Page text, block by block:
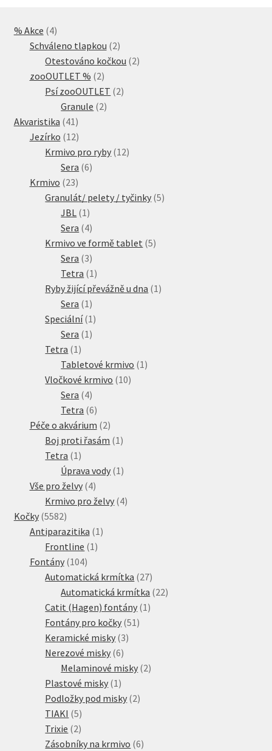
% Akce 44
produkty
Schváleno tlapkou 22
produkty
Otestováno kočkou 22
zooOUTLET % 22
produkty
Psí zooOUTLET 22
Granule 22
Akvaristika 41 41
produktů
Jezírko 1212
produktů
Krmivo pro ryby 1212
Sera 66
Krmivo 2323
produktů
Granulát/ pelety / tyčinky 55
JBL 1 1
produkt
Sera 44
produkty
Krmivo ve formě tablet 55
Sera 33
produkty
Tetra 1 1
produkt
Ryby žijící převážně u dna 1 1
Sera 1 1
produkt
Speciální 1 1
Sera 1 1
Tetra 1 1
produkt
Tabletové krmivo 1 1
Vločkové krmivo 1010
Sera 44
produkty
Tetra 66
produktů
Péče o akvárium 22
produkty
Boj proti řasám 1 1
Tetra 1 1
produkt
Úprava vody 1 1
Vše pro želvy 44
produkty
Krmivo pro želvy 44
Kočky 55825582
produktů
Antiparazitika 1 1
Frontline 1 1
Fontány 104104
produktů
Automatická krmítka 2727
produktů
Automatická krmítka 2222
Catit (Hagen) fontány 1 1
Fontány pro kočky 51 51
Keramické misky 33
Nerezové misky 66
produktů
Melaminové misky 22
Plastové misky 1 1
produkt
Podložky pod misky 22
TIAKI 55
produktů
Trixie 22
produkty
Zásobníky na krmivo 66